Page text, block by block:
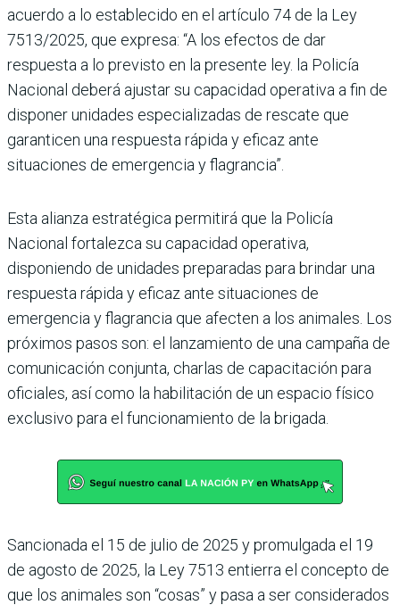
acuerdo a lo establecido en el artículo 74 de la Ley
7513/2025, que expresa: “A los efectos de dar
respuesta a lo previsto en la presente ley. la Policía
Nacional deberá ajustar su capacidad operativa a fin de
disponer unidades especializadas de rescate que
garanticen una respuesta rápida y eficaz ante
situaciones de emergencia y flagrancia”.
Esta alianza estratégica permitirá que la Policía
Nacional fortalezca su capacidad operativa,
disponiendo de unidades preparadas para brindar una
respuesta rápida y eficaz ante situaciones de
emergencia y flagrancia que afecten a los animales. Los
próximos pasos son: el lanzamiento de una campaña de
comunicación conjunta, charlas de capacitación para
oficiales, así como la habilitación de un espacio físico
exclusivo para el funcionamiento de la brigada.
Sancionada el 15 de julio de 2025 y promulgada el 19
de agosto de 2025, la Ley 7513 entierra el concepto de
que los animales son “cosas” y pasa a ser considerados